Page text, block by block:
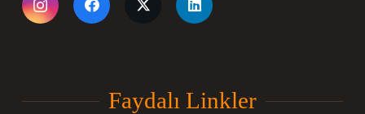
Faydalı Linkler